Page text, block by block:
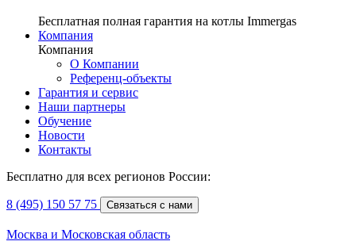
Бесплатная полная гарантия на котлы Immergas
Компания
Компания
О Компании
Референц-объекты
Гарантия и сервис
Наши партнеры
Обучение
Новости
Контакты
Бесплатно для всех регионов России:
8 (495) 150 57 75 Связаться с нами
Москва и Московская область